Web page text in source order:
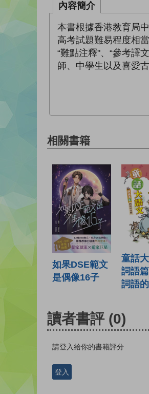
內容簡介
本書根據香港教育局
高考試題難易程度相
“難點注釋"、“參考譯
師、中學生以及喜愛
相關書籍
如果DSE範文
是偶像16子
童話
詞語篇
詞語
讀者書評 (0)
請登入給你的書籍評分
登入